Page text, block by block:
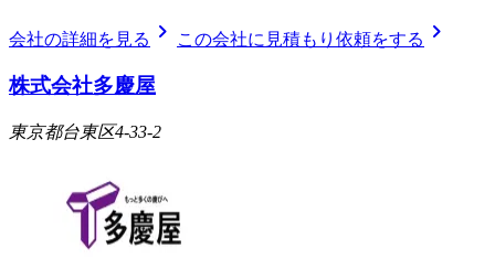
会社の詳細を見る chevron_right この会社に見積もり依頼をする chevron_right
株式会社多慶屋
東京都台東区4-33-2